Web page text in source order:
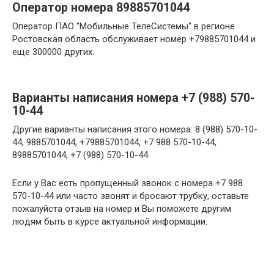
Оператор номера 89885701044
Оператор ПАО "Мобильные ТелеСистемы" в регионе
Ростовская область обслуживает номер +79885701044 и
еще 300000 других.
Варианты написания номера +7 (988) 570-
10-44
Другие варианты написания этого номера: 8 (988) 570-10-
44, 9885701044, +79885701044, +7 988 570-10-44,
89885701044, +7 (988) 570-10-44.
Если у Вас есть пропущенный звонок с номера +7 988
570-10-44 или часто звонят и бросают трубку, оставьте
пожалуйста отзыв на номер и Вы поможете другим
людям быть в курсе актуальной информации.